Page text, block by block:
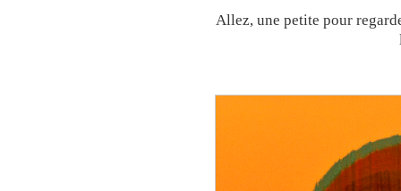
Allez, une petite pour